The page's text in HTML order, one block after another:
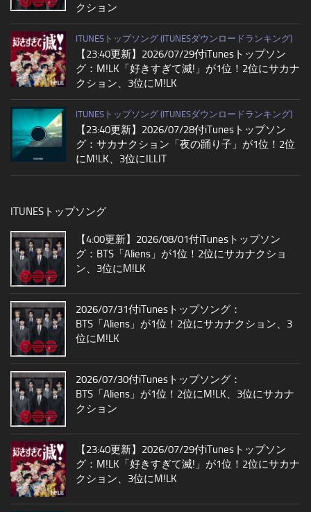
クション
ITUNESトップソング (ITUNESダウンロードランキング)
【23:40更新】2026/07/29付iTunesトップソン
グ：M!LK「好きすぎて滅!」が1位！2位にサカナ
クション、3位にM!LK
ITUNESトップソング (ITUNESダウンロードランキング)
【23:40更新】2026/07/28付iTunesトップソン
グ：サカナクション「夜の踊り子」が1位！2位
にM!LK、3位にILLIT
ITUNESトップソング
【4:00更新】2026/08/01付iTunesトップソン
グ：BTS「Aliens」が1位！2位にサカナクショ
ン、3位にM!LK
2026/07/31付iTunesトップソング：
BTS「Aliens」が1位！2位にサカナクション、3
位にM!LK
2026/07/30付iTunesトップソング：
BTS「Aliens」が1位！2位にM!LK、3位にサカナ
クション
【23:40更新】2026/07/29付iTunesトップソン
グ：M!LK「好きすぎて滅!」が1位！2位にサカナ
クション、3位にM!LK